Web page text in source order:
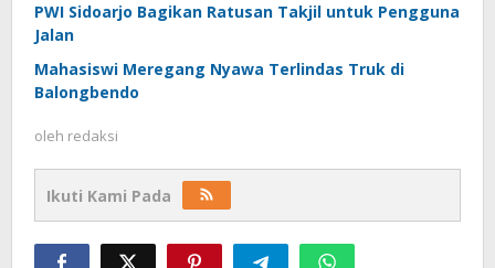
PWI Sidoarjo Bagikan Ratusan Takjil untuk Pengguna
Jalan
Mahasiswi Meregang Nyawa Terlindas Truk di
Balongbendo
oleh redaksi
Ikuti Kami Pada